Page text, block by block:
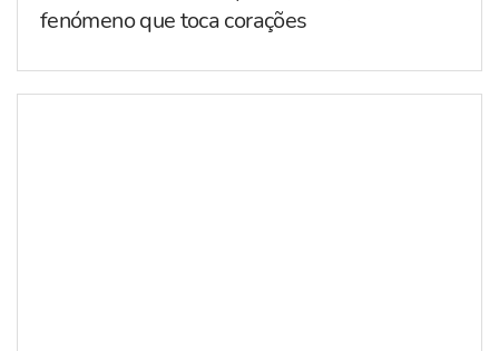
fenómeno que toca corações